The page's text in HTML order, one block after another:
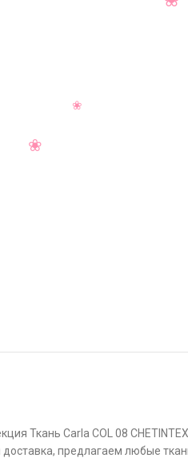
Ткань Carla COL 08
предлагаем любые